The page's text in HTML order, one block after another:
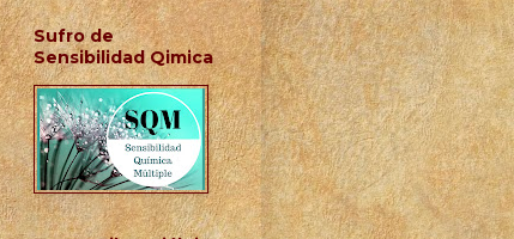
Sufro de
Sensibilidad Qimica